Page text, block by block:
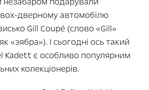
дверному автомобілю
Gill Coupé (слово «Gill»
«зябра»). І сьогодні ось такий
Kadett є особливо популярним
колекціонерів.